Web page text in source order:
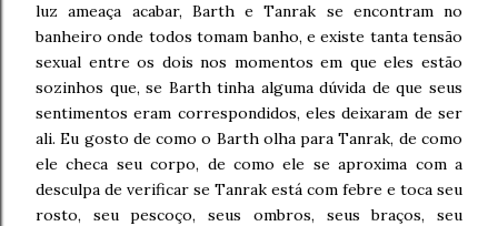
luz ameaça acabar, Barth e Tanrak se encontram no
banheiro onde todos tomam banho, e existe tanta tensão
sexual entre os dois nos momentos em que eles estão
sozinhos que, se Barth tinha alguma dúvida de que seus
sentimentos eram correspondidos, eles deixaram de ser
ali. Eu gosto de como o Barth olha para Tanrak, de como
ele checa seu corpo, de como ele se aproxima com a
desculpa de verificar se Tanrak está com febre e toca seu
rosto, seu pescoço, seus ombros, seus braços, seu